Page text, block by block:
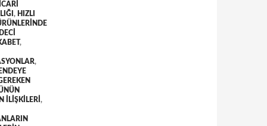
, HIZLI
,
,
ILIŞKILERI ,